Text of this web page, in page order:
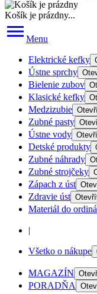
Košík je prázdny...
Menu
Elektrické kefky
Ústne sprchy
Bielenie zubov
Klasické kefky
Medzizubie
Zubné pasty
Ústne vody
Detské produkty
Zubné náhrady
Zubné strojčeky
Zápach z úst
Zdravie úst
Materiál do
|
Všetko o nákupe
MAGAZÍN
PORADŇA